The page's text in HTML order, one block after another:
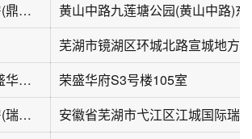
高济中山大药房(鼎湖1876国际商业广场店)
芜湖市镜湖区环城北路宣城地方
国惠大药房(荣盛华府店)
荣盛华府S3号楼105室
高济中山大药房(瑞华苑店)
安徽省芜湖市弋江区江城国际瑞